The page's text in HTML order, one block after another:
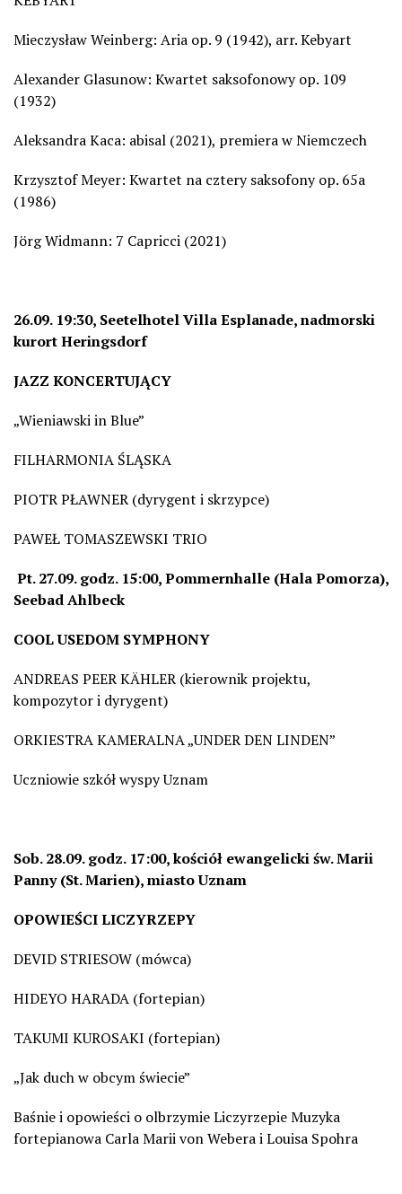
Mieczysław Weinberg: Aria op. 9 (1942), arr. Kebyart
Alexander Glasunow: Kwartet saksofonowy op. 109
(1932)
Aleksandra Kaca: abisal (2021), premiera w Niemczech
Krzysztof Meyer: Kwartet na cztery saksofony op. 65a
(1986)
Jörg Widmann: 7 Capricci (2021)
26.09. 19:30, Seetelhotel Villa Esplanade, nadmorski
kurort Heringsdorf
JAZZ KONCERTUJĄCY
„Wieniawski in Blue”
FILHARMONIA ŚLĄSKA
PIOTR PŁAWNER (dyrygent i skrzypce)
PAWEŁ TOMASZEWSKI TRIO
Pt. 27.09. godz. 15:00, Pommernhalle (Hala Pomorza),
Seebad Ahlbeck
COOL USEDOM SYMPHONY
ANDREAS PEER KÄHLER (kierownik projektu,
kompozytor i dyrygent)
ORKIESTRA KAMERALNA „UNDER DEN LINDEN”
Uczniowie szkół wyspy Uznam
Sob. 28.09. godz. 17:00,kościół ewangelickiśw. Marii
Panny (St. Marien), miasto Uznam
OPOWIEŚCILICZYRZEPY
DEVID STRIESOW (mówca)
HIDEYO HARADA (fortepian)
TAKUMI KUROSAKI (fortepian)
„Jak duch w obcym świecie”
Baśnie i opowieści o olbrzymieLiczyrzepieMuzyka
fortepianowa Carla Marii von Webera i Louisa Spohra